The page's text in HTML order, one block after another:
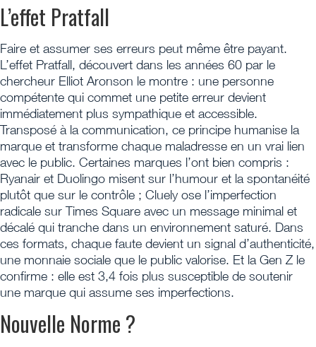
L’effet Pratfall
Faire et assumer ses erreurs peut même être payant.
L’effet Pratfall, découvert dans les années 60 par le
chercheur Elliot Aronson le montre : une personne
compétente qui commet une petite erreur devient
immédiatement plus sympathique et accessible.
Transposé à la communication, ce principe humanise la
marque et transforme chaque maladresse en un vrai lien
avec le public. Certaines marques l’ont bien compris :
Ryanair et Duolingo misent sur l’humour et la spontanéité
plutôt que sur le contrôle ; Cluely ose l’imperfection
radicale sur Times Square avec un message minimal et
décalé qui tranche dans un environnement saturé. Dans
ces formats, chaque faute devient un signal d’authenticité,
une monnaie sociale que le public valorise. Et la Gen Z le
confirme : elle est 3,4 fois plus susceptible de soutenir
une marque qui assume ses imperfections.
Nouvelle Norme ?